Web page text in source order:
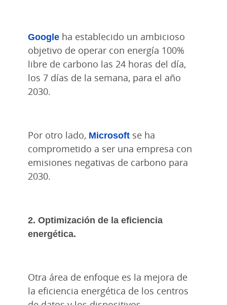
Google ha establecido un ambicioso
objetivo de operar con energía 100%
libre de carbono las 24 horas del día,
los 7 días de la semana, para el año
2030.
Por otro lado, Microsoft se ha
comprometido a ser una empresa con
emisiones negativas de carbono para
2030.
2. Optimización de la eficiencia
energética.
Otra área de enfoque es la mejora de
la eficiencia energética de los centros